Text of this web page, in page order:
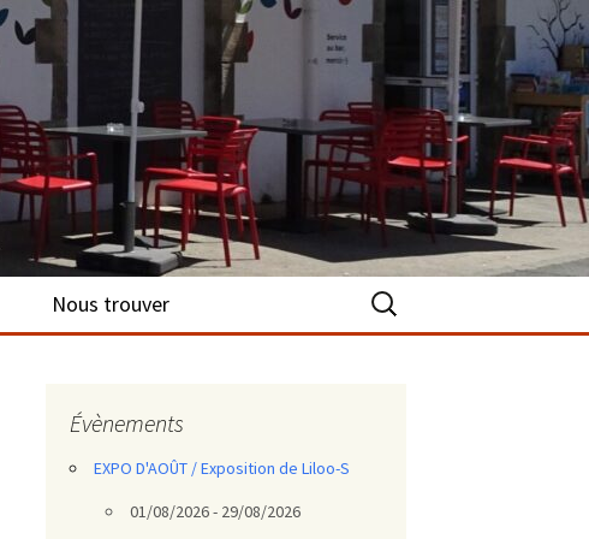
Nous trouver Rechercher :
Évènements
EXPO D'AOÛT / Exposition de Liloo-S
01/08/2026 - 29/08/2026